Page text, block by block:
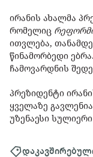
ირანის ახალმა
რომელიც
ითვლება,
წინამორბედი
ჩამოვარდნის
პრეზიდენტი
ყველაზე
უზენაესი